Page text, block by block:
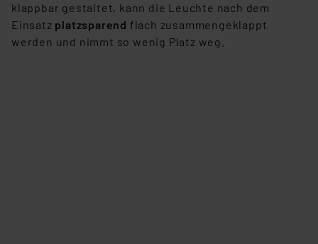
klappbar gestaltet, kann die Leuchte nach dem
Einsatz platzsparend flach zusammengeklappt
werden und nimmt so wenig Platz weg.